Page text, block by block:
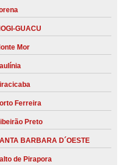
GUACU
Mor
Ferreira
Preto
BARBARA D´OESTE
de Pirapora